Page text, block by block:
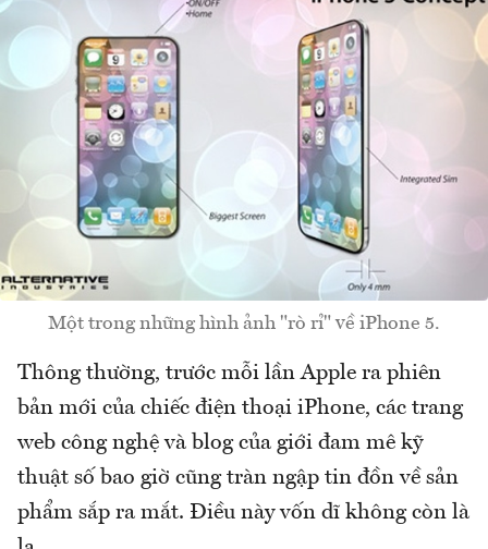
Một trong những hình ảnh "rò rỉ" về iPhone 5.
Thông thường, trước mỗi lần Apple ra phiên
bản mới của chiếc điện thoại iPhone, các trang
web công nghệ và blog của giới đam mê kỹ
thuật số bao giờ cũng tràn ngập tin đồn về sản
phẩm sắp ra mắt. Điều này vốn dĩ không còn là